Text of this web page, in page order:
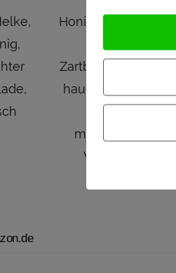
Honig, Chili, herbes
hauch Rauch,
Früchte, Zitrus,
mediterane
Vanille, Karamell